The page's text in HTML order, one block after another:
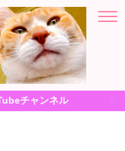
チャンネル